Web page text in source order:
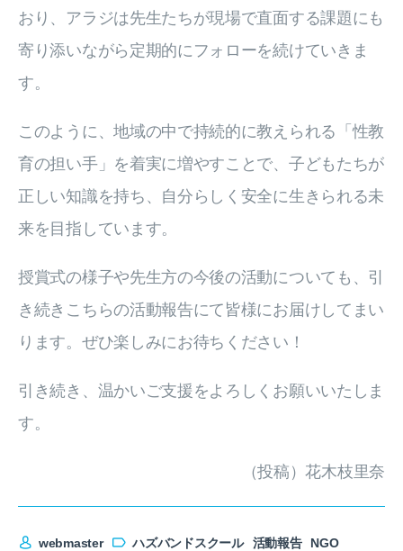
おり、アラジは先生たちが現場で直面する課題にも
寄り添いながら定期的にフォローを続けていきま
す。
このように、地域の中で持続的に教えられる「性教
育の担い手」を着実に増やすことで、子どもたちが
正しい知識を持ち、自分らしく安全に生きられる未
来を目指しています。
授賞式の様子や先生方の今後の活動についても、引
き続きこちらの活動報告にて皆様にお届けしてまい
ります。ぜひ楽しみにお待ちください！
引き続き、温かいご支援をよろしくお願いいたしま
す。
（投稿）花木枝里奈
webmaster ハズバンドスクール 活動報告 NGO